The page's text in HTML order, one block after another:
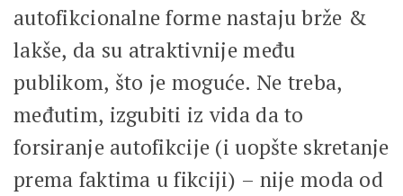
autofikcionalne forme nastaju brže &
lakše, da su atraktivnije među
publikom, što je moguće. Ne treba,
međutim, izgubiti iz vida da to
forsiranje autofikcije (i uopšte skretanje
prema faktima u fikciji) – nije moda od